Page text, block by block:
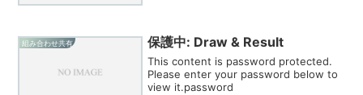
組み合わせ共有 保護中: Draw & Result
This content is password protected.
Please enter your password below to
view it.password